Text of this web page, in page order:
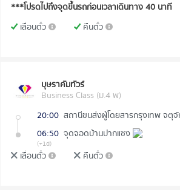
***โปรดไปถึงจุดขึ้นรถก่อนเวลาเดินทาง 40 นาที
เลื่อนตั๋ว
คืนตั๋ว
บุษราคัมทัวร์
Business Class (ม.4 พ)
20:00 สถานีขนส่งผู้โดยสารกรุงเทพ จตุ
06:50 จุดจอดบ้านปากแซง
(+1d)
เลื่อนตั๋ว คืนตั๋ว